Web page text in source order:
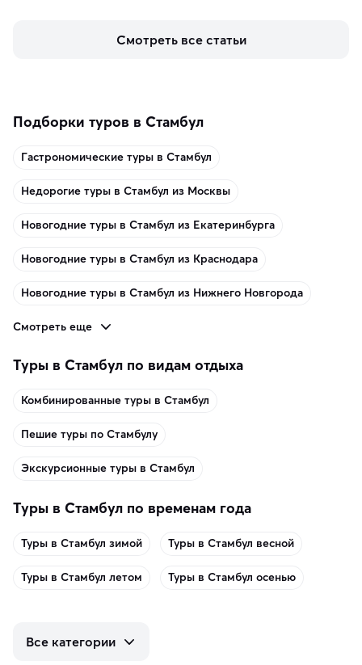
включить в маршрут по Норвегии.
Смотреть все статьи
Подборки туров в Стамбул
Гастрономические туры в Стамбул
Недорогие туры в Стамбул из Москвы
Новогодние туры в Стамбул из Екатеринбурга
Новогодние туры в Стамбул из Краснодара
Новогодние туры в Стамбул из Нижнего Новгорода
Смотреть еще
Туры в Стамбул по видам отдыха
Комбинированные туры в Стамбул
Пешие туры по Стамбулу
Экскурсионные туры в Стамбул
Туры в Стамбул по временам года
Туры в Стамбул зимой Туры в Стамбул весной
Туры в Стамбул летом Туры в Стамбул осенью
Все категории